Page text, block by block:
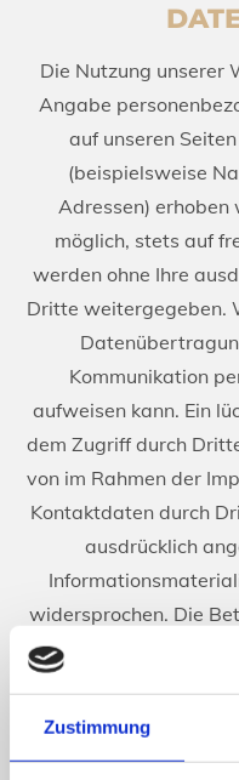
Zustimmung
Die Nutzung unserer
Angabe
auf unseren
(beispielsweise
Adressen)
möglich, stets auf
werden ohne Ihre
Dritte weitergegeben.
Kommunikation
aufweisen kann. Ein
dem Zugriff durch
von im Rahmen der
Kontaktdaten durch
ausdrücklich
widersprochen. Die
ausdrücklich
unverlangten
etwa